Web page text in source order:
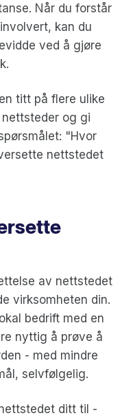
Når du forstår
kan du
ved å gjøre
titt på flere ulike
og gi
"Hvor
nettstedet
av nettstedet
virksomheten din.
bedrift med en
nyttig å prøve å
- med mindre
selvfølgelig.
ditt til -